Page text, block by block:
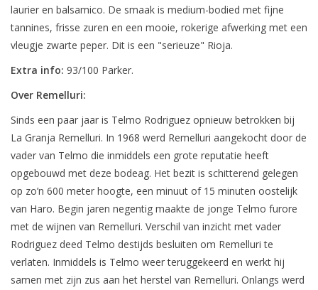
laurier en balsamico. De smaak is medium-bodied met fijne
tannines, frisse zuren en een mooie, rokerige afwerking met een
vleugje zwarte peper. Dit is een "serieuze" Rioja.
Extra info: 93/100 Parker.
Over Remelluri:
Sinds een paar jaar is Telmo Rodriguez opnieuw betrokken bij
La Granja Remelluri. In 1968 werd Remelluri aangekocht door de
vader van Telmo die inmiddels een grote reputatie heeft
opgebouwd met deze bodeag. Het bezit is schitterend gelegen
op zo’n 600 meter hoogte, een minuut of 15 minuten oostelijk
van Haro. Begin jaren negentig maakte de jonge Telmo furore
met de wijnen van Remelluri. Verschil van inzicht met vader
Rodriguez deed Telmo destijds besluiten om Remelluri te
verlaten. Inmiddels is Telmo weer teruggekeerd en werkt hij
samen met zijn zus aan het herstel van Remelluri. Onlangs werd